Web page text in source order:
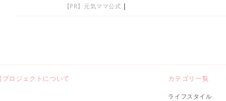
【PR】元気ママ公式 |
プロジェクトについて カテゴリ一覧
ライフスタイル